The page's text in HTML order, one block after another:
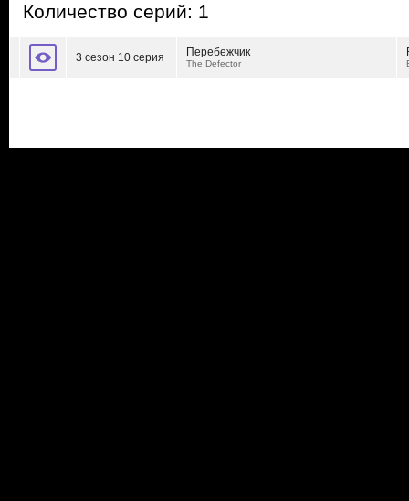
Количество серий: 1
3 сезон 10 серия Перебежчик
The Defector